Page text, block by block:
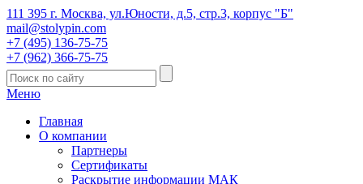
111 395 г. Москва, ул.Юности, д.5, стр.3, корпус "Б"
mail@stolypin.com
+7 (495) 136-75-75
+7 (962) 366-75-75
Меню
Главная
О компании
Партнеры
Сертификаты
Раскрытие информации МАК